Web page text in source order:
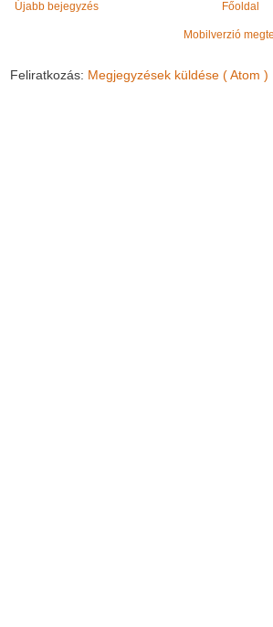
Újabb bejegyzés Főoldal
Mobilverzió
Feliratkozás: Megjegyzések küldése ( Atom )